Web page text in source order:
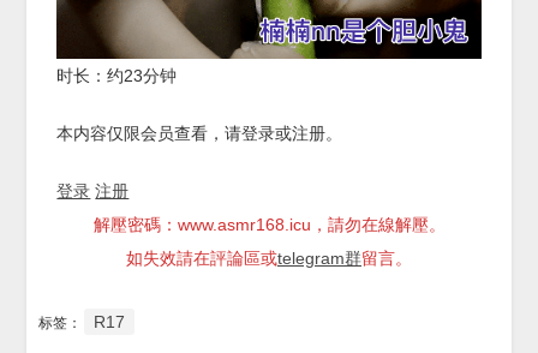
时长：约23分钟
本内容仅限会员查看，请登录或注册。
登录 注册
解壓密碼：www.asmr168.icu，請勿在線解壓。
如失效請在評論區或telegram群留言。
标签： R17